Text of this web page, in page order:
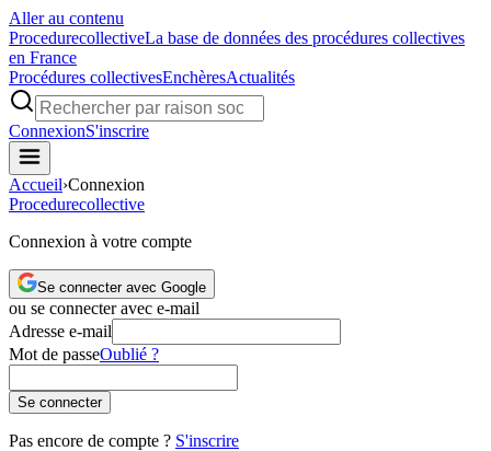
Aller au contenu
ProcedurecollectiveLa base de données des procédures collectives
en France
Procédures collectivesEnchèresActualités
ConnexionS'inscrire
Accueil›Connexion
Procedurecollective
Connexion à votre compte
Se connecter avec Google
ou se connecter avec e-mail
Adresse e-mail
Mot de passeOublié ?
Se connecter
Pas encore de compte ? S'inscrire